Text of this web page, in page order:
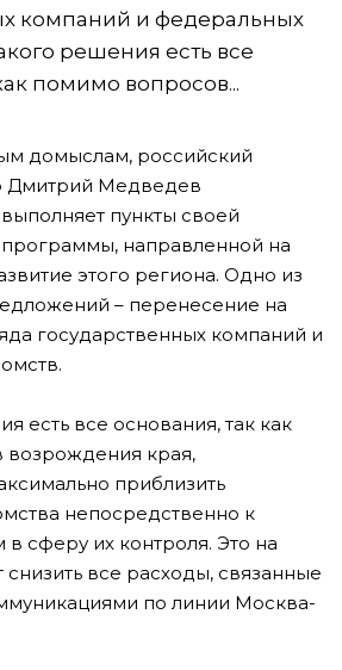
компаний и федеральных
решения есть все
помимо вопросов...
домыслам, российский
Дмитрий Медведев
пункты своей
направленной на
этого региона. Одно из
– перенесение на
государственных компаний и
есть все основания, так как
края,
приблизить
непосредственно к
сферу их контроля. Это на
все расходы, связанные
по линии Москва-